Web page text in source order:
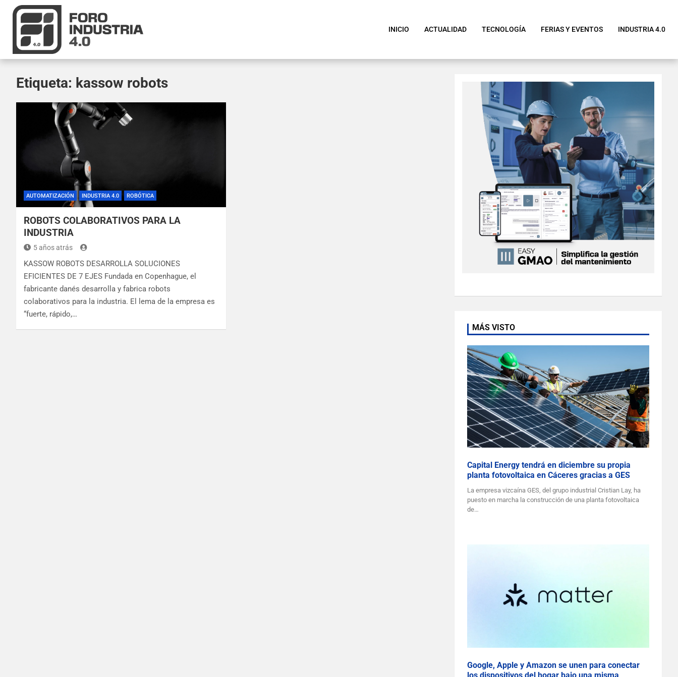
INICIO ACTUALIDAD TECNOLOGÍA FERIAS Y EVENTOS INDUSTRIA 4.0
Etiqueta: kassow robots
AUTOMATIZACIÓN INDUSTRIA 4.0 ROBÓTICA
ROBOTS COLABORATIVOS PARA LA
INDUSTRIA
5 años atrás
KASSOW ROBOTS DESARROLLA SOLUCIONES
EFICIENTES DE 7 EJES Fundada en Copenhague, el
fabricante danés desarrolla y fabrica robots
colaborativos para la industria. El lema de la empresa es
“fuerte, rápido,…
MÁS VISTO
Capital Energy tendrá en diciembre su propia
planta fotovoltaica en Cáceres gracias a GES
La empresa vizcaína GES, del grupo industrial Cristian Lay, ha
puesto en marcha la construcción de una planta fotovoltaica
de…
Google, Apple y Amazon se unen para conectar
los dispositivos del hogar bajo una misma